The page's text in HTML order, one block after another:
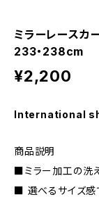
ミラーレース
233・238cm
¥2,200
International
商品説明
■ミラー加工の洗
■ 選べるサイズ感